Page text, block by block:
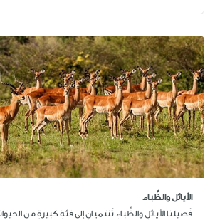
الأيائل والظِّباء
فَصيلتا الأيائلِ والظِّباءِ تَنتميانِ إلى فئةٍ كبيرةٍ من